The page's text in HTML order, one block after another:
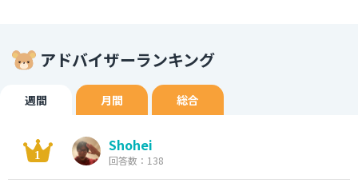
アドバイザーランキング
週間 月間 総合
Shohei
回答数：138